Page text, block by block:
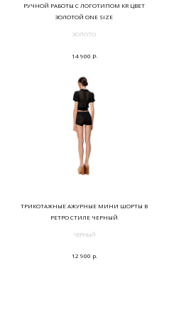
РУЧНОЙ РАБОТЫ С ЛОГОТИПОМ KR ЦВЕТ
ЗОЛОТОЙ ONE SIZE
ЗОЛОТО
14 900 р.
ТРИКОТАЖНЫЕ АЖУРНЫЕ МИНИ ШОРТЫ В
РЕТРО СТИЛЕ ЧЕРНЫЙ
ЧЕРНЫЙ
12 900 р.